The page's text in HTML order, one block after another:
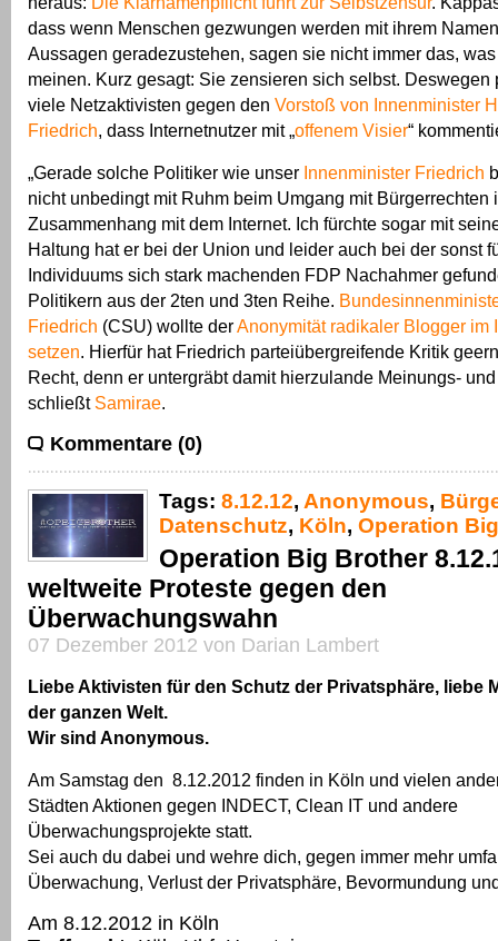
dass wenn Menschen gezwungen werden mit ihrem
Aussagen geradezustehen, sagen sie nicht immer das,
meinen. Kurz gesagt: Sie zensieren sich selbst. Deswegen
viele Netzaktivisten gegen den Vorstoß von Innenminister
Friedrich, dass Internetnutzer mit „offenem Visier“
„Gerade solche Politiker wie unser Innenminister Friedrich
nicht unbedingt mit Ruhm beim Umgang mit Bürgerrechten
Zusammenhang mit dem Internet. Ich fürchte sogar mit
Haltung hat er bei der Union und leider auch bei der sonst
Individuums sich stark machenden FDP Nachahmer
Politikern aus der 2ten und 3ten Reihe.
Friedrich (CSU) wollte derAnonymität radikaler Blogger im
setzen. Hierfür hat Friedrich parteiübergreifende Kritik
Recht, denn er untergräbt damit hierzulande Meinungs-
schließt Samirae.
Kommentare (0)
Tags: 8.12.12, Anonymous,
Datenschutz, Köln, Operation
Operation Big Brother
weltweite Proteste gegen den
Überwachungswahn
07 Dezember 2012 von Darian Lambert
Liebe Aktivisten für den Schutz der Privatsphäre, liebe
der ganzen Welt.
Wir sind Anonymous.
Am Samstag den 8.12.2012 finden in Köln und vielen
Städten Aktionen gegen INDECT, Clean IT und andere
Überwachungsprojekte statt.
Sei auch du dabei und wehre dich, gegen immer mehr
Überwachung, Verlust der Privatsphäre, Bevormundung
Am 8.12.2012 in Köln